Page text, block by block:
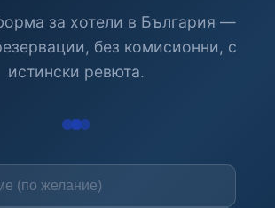
за хотели в България —
без комисионни, с
истински ревюта.